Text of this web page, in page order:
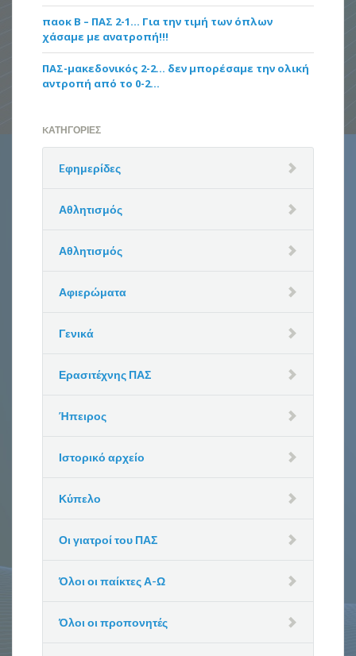
παοκ Β – ΠΑΣ 2-1… Για την τιμή των όπλων
χάσαμε με ανατροπή!!!
ΠΑΣ-μακεδονικός 2-2… δεν μπορέσαμε την ολική
αντροπή από το 0-2…
KΑΤΗΓΟΡΊΕΣ
Eφημερίδες
Αθλητισμός
Αθλητισμός
Αφιερώματα
Γενικά
Ερασιτέχνης ΠΑΣ
Ήπειρος
Ιστορικό αρχείο
Κύπελο
Οι γιατροί του ΠΑΣ
Όλοι οι παίκτες Α-Ω
Όλοι οι προπονητές